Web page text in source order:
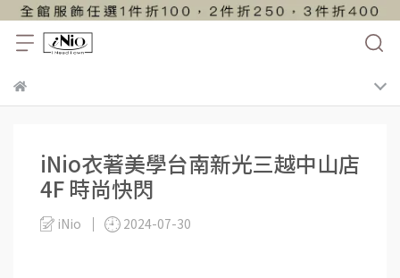
iNio衣著美學台南新光三越中山店
4F 時尚快閃
iNio 2024-07-30